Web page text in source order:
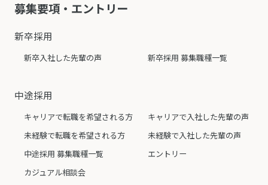
募集要項・エントリー
新卒採用
新卒入社した先輩の声 新卒採用 募集職種一覧
中途採用
キャリアで転職を希望される方
キャリアで入社した先輩の声
未経験で転職を希望される方
未経験で入社した先輩の声
中途採用 募集職種一覧
エントリー
カジュアル相談会